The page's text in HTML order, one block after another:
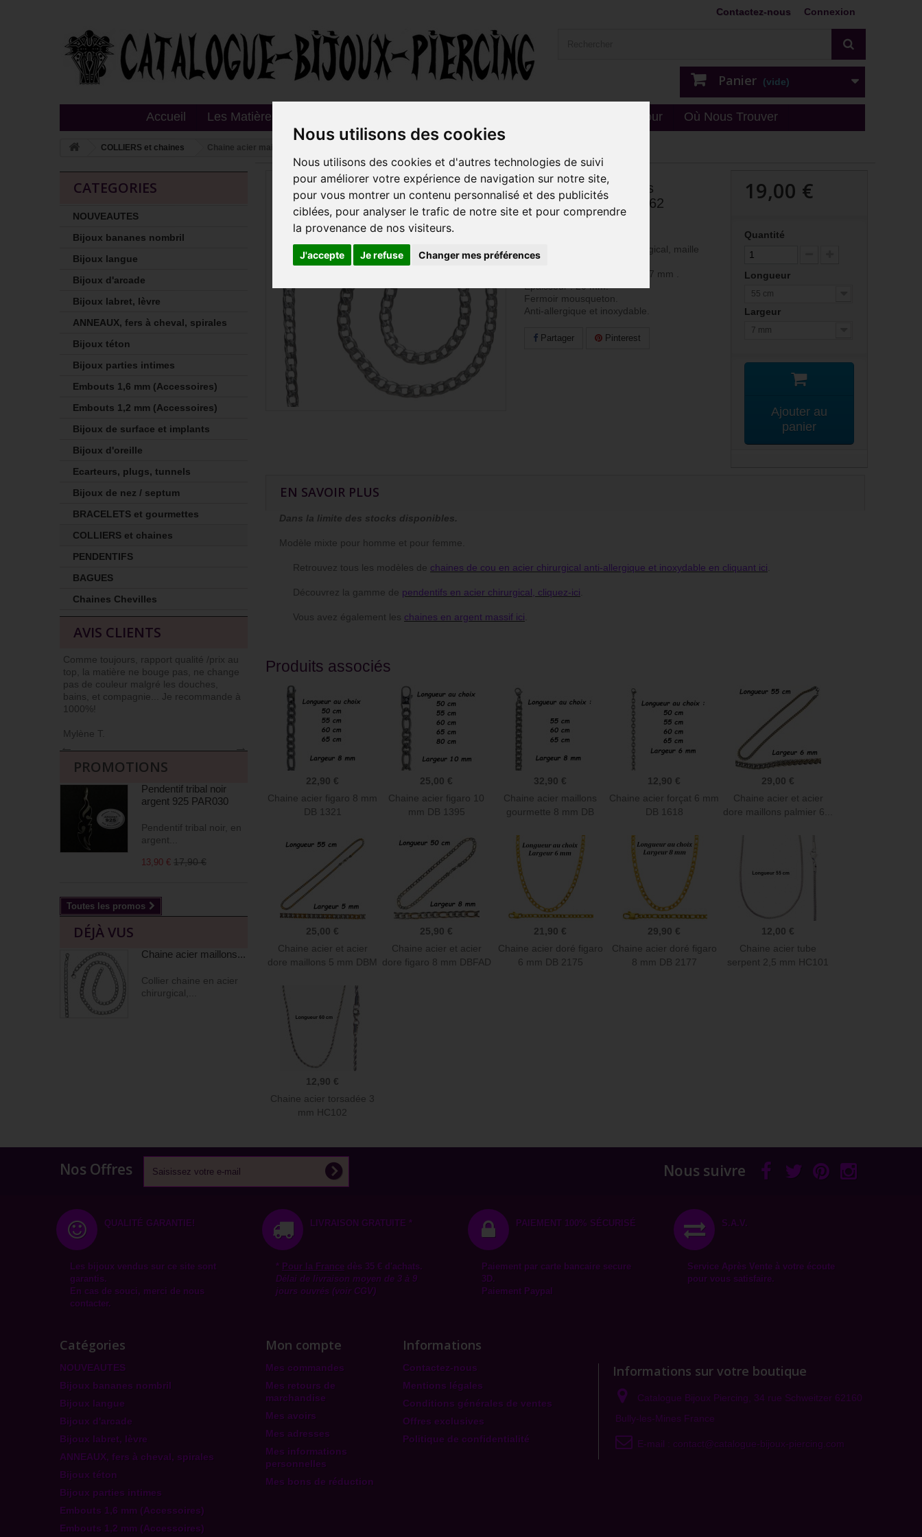
Nous utilisons des cookies
Nous utilisons des cookies et d'autres technologies de suivi
pour améliorer votre expérience de navigation sur notre site,
pour vous montrer un contenu personnalisé et des publicités
ciblées, pour analyser le trafic de notre site et pour comprendre
la provenance de nos visiteurs.
J'accepte Je refuse Changer mes préférences
Connexion
Contactez-nous
Panier (vide)
Accueil Les Matières Livraison - retour Où Nous Trouver
COLLIERS et chaines Chaine acier maillons gourmette 7 mm HC62
CATEGORIES
NOUVEAUTES
Bijoux bananes nombril
Bijoux langue
Bijoux d'arcade
Bijoux labret, lèvre
ANNEAUX, fers à cheval, spirales
Bijoux téton
Bijoux parties intimes
Embouts 1,6 mm (Accessoires)
Embouts 1,2 mm (Accessoires)
Bijoux de surface et implants
Bijoux d'oreille
Ecarteurs, plugs, tunnels
Bijoux de nez / septum
BRACELETS et gourmettes
COLLIERS et chaines
PENDENTIFS
BAGUES
Chaines Chevilles
AVIS CLIENTS
Comme toujours, rapport qualité /prix au
top, la matière ne bouge pas, ne change
pas de couleur malgré les douches,
bains, et compagnie... Je recommande à
1000%!
Mylène T.
J’ai l’habitude de commander sur ce site
car niveau qualité prix c’est au top !
Commander et reçu rapidement articles
livrés soigneusement et avec gentillesse
(j’apprécie !)
Agnès M
parfait.
Christel D
et à enlever!
Delphine L
irréprochable et
Merci beaucoup !
→
←
PROMOTIONS
Pendentif tribal noir
argent 925 PAR030
Pendentif tribal noir, en
argent...
13,90 € 17,90 €
Toutes les promos
DÉJÀ VUS
Chaine acier maillons...
Collier chaine en acier
chirurgical,...
Chaine acier maillons
gourmette 7 mm HC62
Collier chaine en acier chirurgical, maille
gourmette.
Longueur : 55 cm. Largeur : 7 mm .
Epaisseur : 20 mm.
Fermoir mousqueton.
Anti-allergique et inoxydable.
Partager Pinterest
19,00 €
Quantité
Longueur
55 cm
Largeur
7 mm
Ajouter au
panier
EN SAVOIR PLUS
Dans la limite des stocks disponibles.
Modèle mixte pour homme et pour femme.
Retrouvez tous les modèles de chaines de cou en acier chirurgical anti-allergique et inoxydable en cliquant ici
Découvrez la gamme de pendentifs en acier chirurgical, cliquez-ici
Vous avez également les chaines en argent massif ici
Produits associés
22,90 €
Chaine acier figaro 8 mm
DB 1321
25,00 €
Chaine acier figaro 10
mm DB 1395
32,90 €
Chaine acier maillons
gourmette 8 mm DB
12,90 €
Chaine acier forçat 6 mm
DB 1618
29,00 €
Chaine acier et acier
dore maillons palmier 6...
25,00 €
Chaine acier et acier
dore maillons 5 mm DBM
25,90 €
Chaine acier et acier
dore figaro 8 mm DBFAD
21,90 €
Chaine acier doré figaro
6 mm DB 2175
29,90 €
Chaine acier doré figaro
8 mm DB 2177
12,00 €
Chaine acier tube
serpent 2,5 mm HC101
12,90 €
Chaine acier torsadée 3
mm HC102
Nos Offres Nous suivre
QUALITÉ GARANTIE!
Les bijoux vendus sur ce site sont
garantis.
En cas de souci, merci de nous
contacter.
LIVRAISON GRATUITE *
* Pour la France dès 35 € d'achats.
Délai de livraison moyen de 3 à 9
jours ouvrés (voir CGV)
PAIEMENT 100% SÉCURISÉ
Paiement par carte bancaire secure
3D.
Paiement Paypal
S.A.V.
Service Après Vente à votre écoute
pour vous satisfaire.
Catégories
NOUVEAUTES
Bijoux bananes nombril
Bijoux langue
Bijoux d'arcade
Bijoux labret, lèvre
ANNEAUX, fers à cheval, spirales
Bijoux téton
Bijoux parties intimes
Embouts 1,6 mm (Accessoires)
Embouts 1,2 mm (Accessoires)
Mon compte
Mes commandes
Mes retours de
marchandise
Mes avoirs
Mes adresses
Mes informations
personnelles
Mes bons de réduction
Informations
Contactez-nous
Mentions légales
Conditions générales de ventes
Offres exclusives
Politique de confidentialité
Informations sur votre boutique
Catalogue Bijoux Piercing, 34 rue Schweitzer 62160
Bully-les-Mines France
E-mail : contact@catalogue-bijoux-piercing.com